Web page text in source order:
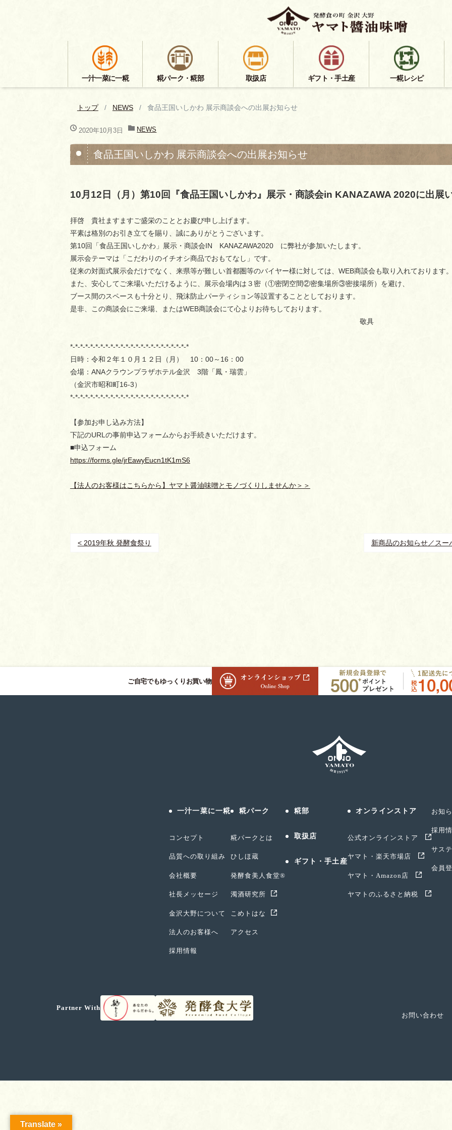
一汁一菜に一糀 糀パーク・糀部 取扱店 ギフト・手土産 一糀レシピ
トップ NEWS 食品王国いしかわ 展示商談会への出展お知らせ
2020年10月3日 NEWS
食品王国いしかわ 展示商談会への出展お知らせ
10月12日（月）第10回『食品王国いしかわ』展示・商談会in KANAZAWA 2020に出展
拝啓 貴社ますますご盛栄のこととお慶び申し上げます。
平素は格別のお引き立てを賜り、誠にありがとうございます。
第10回「食品王国いしかわ」展示・商談会IN KANAZAWA2020 に弊社が参加いたします。
展示会テーマは「こだわりのイチオシ商品でおもてなし」です。
従来の対面式展示会だけでなく、来県等が難しい首都圏等のバイヤー様に対しては、WEB商談会も取り入れております
また、安心してご来場いただけるように、展示会場内は３密（①密閉空間②密集場所③密接場所）を避け、
ブース間のスペースも十分とり、飛沫防止パーティション等設置することとしております。
是非、この商談会にご来場、またはWEB商談会にて心よりお待ちしております。
敬具
*-*-*-*-*-*-*-*-*-*-*-*-*-*-*-*-*-*-*-*-*-*-*-*
日時：令和２年１０月１２日（月） 10：00～16：00
会場：ANAクラウンプラザホテル金沢 3階「鳳・瑞雲」
（金沢市昭和町16-3）
*-*-*-*-*-*-*-*-*-*-*-*-*-*-*-*-*-*-*-*-*-*-*-*
【参加お申し込み方法】
下記のURLの事前申込フォームからお手続きいただけます。
■申込フォーム
https://forms.gle/jrEawyEucn1tK1mS6
【法人のお客様はこちらから】ヤマト醤油味噌とモノづくりしませんか＞＞
< 2019年秋 発酵食祭り 新商品のお知らせ／ス
ご自宅でもゆっくりお買い物
一汁一菜に一糀
コンセプト
品質への取り組み
会社概要
社長メッセージ
金沢大野について
法人のお客様へ
採用情報
糀パーク
糀パークとは
ひしほ蔵
発酵食美人食堂®
濁酒研究所
こめトはな
アクセス
糀部
取扱店
ギフト・手土産
オンラインストア
公式オンラインストア
ヤマト・楽天市場店
ヤマト・Amazon店
ヤマトのふるさと納税
お知
採用
サス
会員
Partner With
お問い合わせ
Translate »